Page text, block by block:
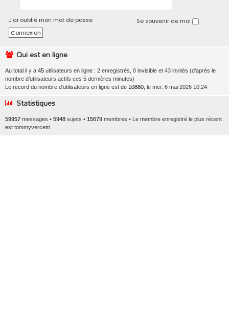
J’ai oublié mon mot de passe Se souvenir de moi
Qui est en ligne
Au total il y a 45 utilisateurs en ligne : 2 enregistrés, 0 invisible et 43 invités (d’après le
nombre d’utilisateurs actifs ces 5 dernières minutes)
Le record du nombre d’utilisateurs en ligne est de 10880 , le mer. 6 mai 2026 10:24
Statistiques
59957 messages • 5948 sujets • 15679 membres • Le membre enregistré le plus récent
est tommyvercetti